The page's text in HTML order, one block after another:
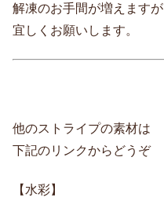
解凍のお手間が増えますが
宜しくお願いします。
他のストライプの素材は
下記のリンクからどうぞ
【水彩】